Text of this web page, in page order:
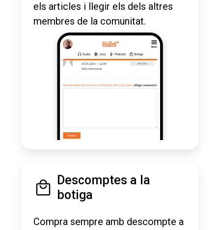
els articles i llegir els dels altres
membres de la comunitat.
Descomptes a la
botiga
Compra sempre amb descompte a